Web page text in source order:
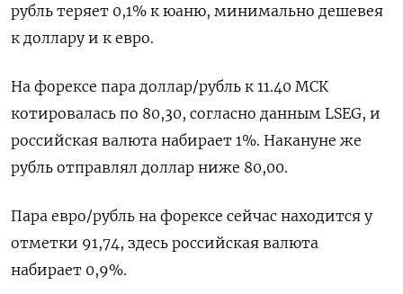
рубль теряет 0,1% к юаню, минимально дешевея
к доллару и к евро.
На форексе пара доллар/рубль к 11.40 МСК
котировалась по 80,30, согласно данным LSEG, и
российская валюта набирает 1%. Накануне же
рубль отправлял доллар ниже 80,00.
Пара евро/рубль на форексе сейчас находится у
отметки 91,74, здесь российская валюта
набирает 0,9%.